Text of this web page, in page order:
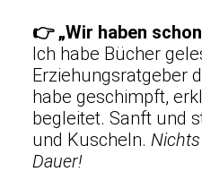
👉 „Wir haben
Ich habe Bücher
Erziehungsratgeber
habe geschimpft,
begleitet. Sanft und
und Kuscheln.
Dauer!